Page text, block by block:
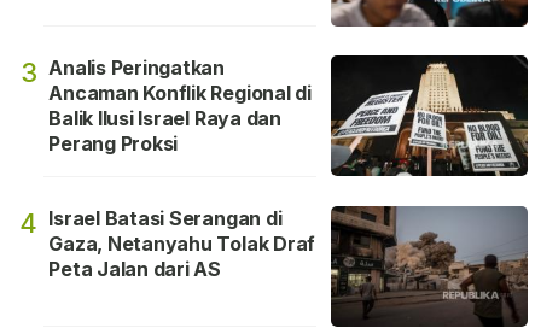
3 Analis Peringatkan
Ancaman Konflik Regional di
Balik Ilusi Israel Raya dan
Perang Proksi
4 Israel Batasi Serangan di
Gaza, Netanyahu Tolak Draf
Peta Jalan dari AS